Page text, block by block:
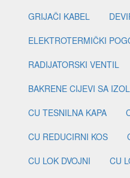
GRIJAČI KABEL
ELEKTROTERMIČKI
RADIJATORSKI VENTIL
BAKRENE CIJEVI SA
CU TESNILNA KAPA
CU REDUCIRNI KOS
CU LOK DVOJNI
CU